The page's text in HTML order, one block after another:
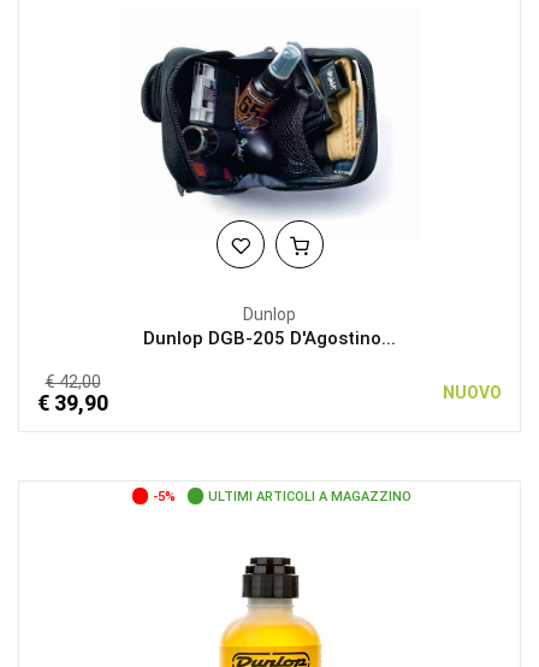
Dunlop
Dunlop DGB-205 D'Agostino...
€ 42,00
€ 39,90 NUOVO
-5% ULTIMI ARTICOLI A MAGAZZINO